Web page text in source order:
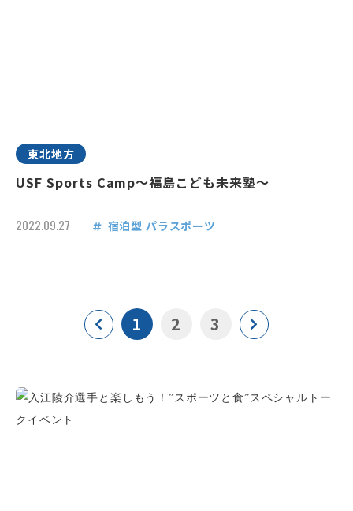
東北地方
USF Sports Camp～福島こども未来塾～
2022.09.27 宿泊型 パラスポーツ
1 2 3